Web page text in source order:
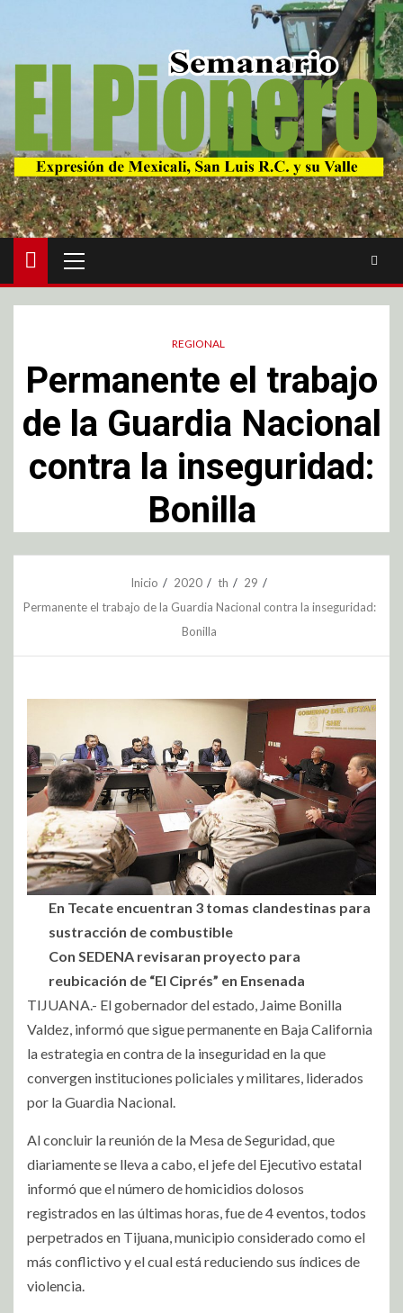
REGIONAL
Permanente el trabajo
de la Guardia Nacional
contra la inseguridad:
Bonilla
Inicio 2020 th
29
Permanente el trabajo de la Guardia Nacional contra la inseguridad:
Bonilla
En Tecate encuentran 3 tomas clandestinas para
sustracción de combustible
Con SEDENA revisaran proyecto para
reubicación de “El Ciprés” en Ensenada
TIJUANA.- El gobernador del estado, Jaime Bonilla
Valdez, informó que sigue permanente en Baja California
la estrategia en contra de la inseguridad en la que
convergen instituciones policiales y militares, liderados
por la Guardia Nacional.
Al concluir la reunión de la Mesa de Seguridad, que
diariamente se lleva a cabo, el jefe del Ejecutivo estatal
informó que el número de homicidios dolosos
registrados en las últimas horas, fue de 4 eventos, todos
perpetrados en Tijuana, municipio considerado como el
más conflictivo y el cual está reduciendo sus índices de
violencia.